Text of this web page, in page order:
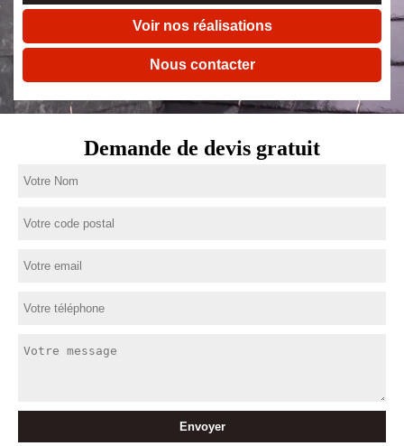
Voir nos réalisations
Nous contacter
Demande de devis gratuit